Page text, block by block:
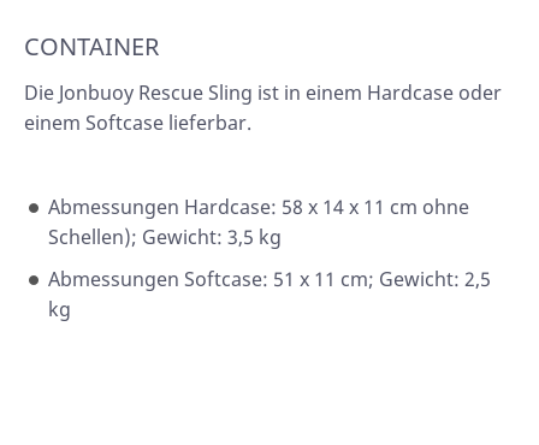
CONTAINER
Die Jonbuoy Rescue Sling ist in einem Hardcase oder
einem Softcase lieferbar.
Abmessungen Hardcase: 58 x 14 x 11 cm ohne
Schellen); Gewicht: 3,5 kg
Abmessungen Softcase: 51 x 11 cm; Gewicht: 2,5
kg